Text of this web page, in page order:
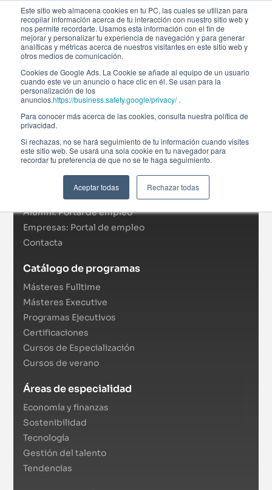
Este sitio web almacena cookies en tu PC, las cuales se utilizan para
recopilar información acerca de tu interacción con nuestro sitio web y
nos permite recordarte. Usamos esta información con el fin de
mejorar y personalizar tu experiencia de navegación y para generar
analíticas y métricas acerca de nuestros visitantes en este sitio web y
otros medios de comunicación.
Cookies de Google Ads. La Cookie se añade al equipo de un usuario
cuando este ve un anuncio o hace clic en él. Se usan para la
personalización de los
anuncios.https://business.safety.google/privacy/.
Para conocer más acerca de las cookies, consulta nuestra política de
privacidad.
Si rechazas, no se hará seguimiento de tu información cuando visites
este sitio web. Se usará una sola cookie en tu navegador para
recordar tu preferencia de que no se te haga seguimiento.
Aceptar todas Rechazar todas
Afi Global Education
Sobre nosotros
RSC
Campus virtual
Alumni: Portal de empleo
Empresas: Portal de empleo
Contacta
Catálogo de programas
Másteres Fulltime
Másteres Executive
Programas Ejecutivos
Certificaciones
Cursos de Especialización
Cursos de verano
Áreas de especialidad
Economía y finanzas
Sostenibilidad
Tecnología
Gestión del talento
Tendencias